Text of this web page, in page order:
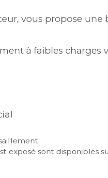
vous propose
à faibles charges
exposé sont disponibles